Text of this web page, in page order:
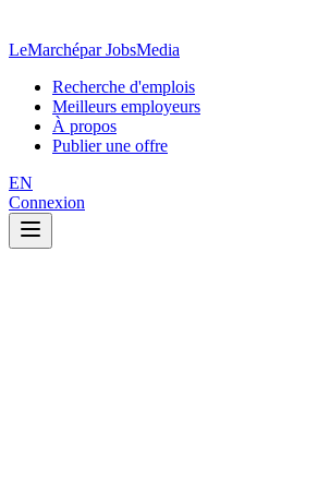
LeMarchépar JobsMedia
Recherche d'emplois
Meilleurs employeurs
À propos
Publier une offre
EN
Connexion